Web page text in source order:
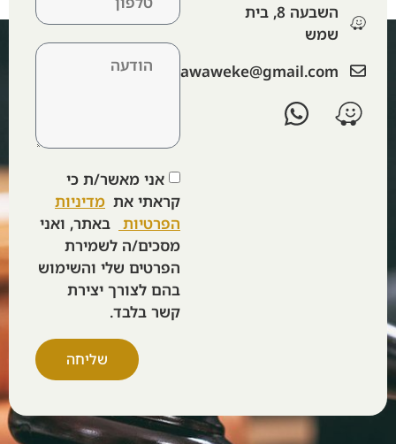
השבעה 8, בית
שמש
‫lawaweke@gmail.com‬
אני מאשר/ת כי
קראתי את מדיניות
הפרטיות
באתר, ואני
מסכים/ה לשמירת
הפרטים שלי והשימוש
בהם לצורך יצירת
קשר בלבד.
שליחה